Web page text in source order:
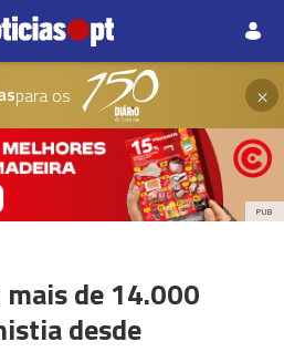
para os ×
PUB
de 14.000
desde